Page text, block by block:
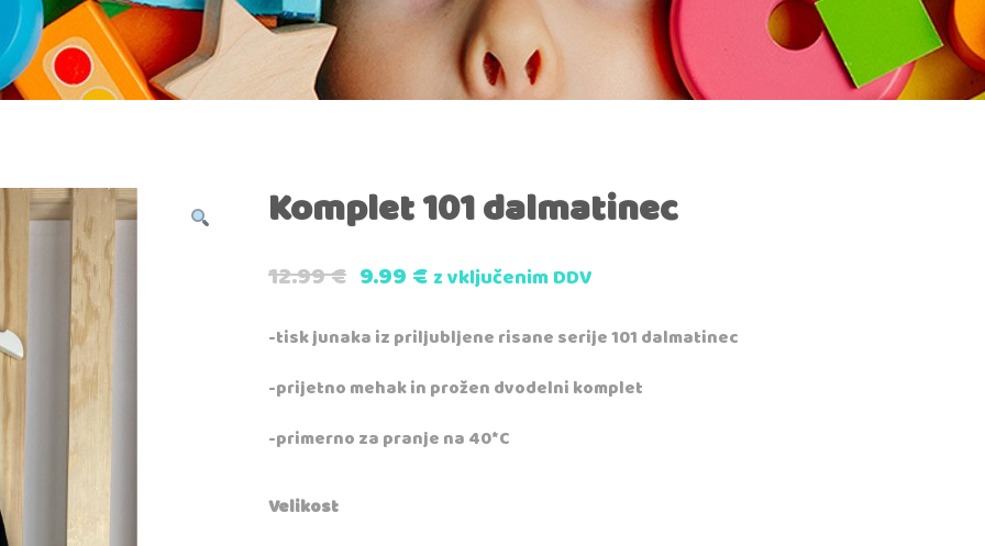
Komplet 101 dalmatinec
12.99€ 9.99€z vključenim DDV
-tisk junaka iz priljubljene risane serije 101 dalmatinec
-prijetno mehak in prožen dvodelni komplet
-primerno za pranje na 40*C
Velikost